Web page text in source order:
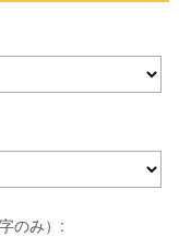
することも可能です。
のみ）: